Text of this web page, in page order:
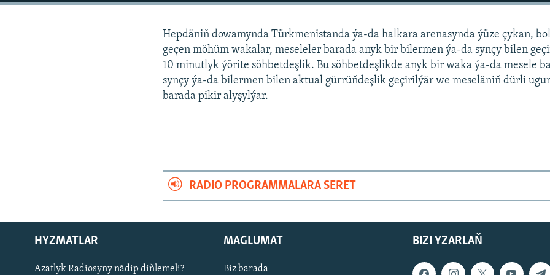
Русский
Hepdäniň dowamynda Türkmenistanda ýa-da halkara arenasynda ýüze çykan,
geçen möhüm wakalar, meseleler barada anyk bir bilermen ýa-da synçy bilen
10 minutlyk ýörite söhbetdeşlik. Bu söhbetdeşlikde anyk bir waka ýa-da mesele
synçy ýa-da bilermen bilen aktual gürrüňdeşlik geçirilýär we meseläniň dürli
barada pikir alyşylýar.
RADIO PROGRAMMALARA SERET
BIZI YZARLAŇ
HYZMATLAR
Azatlyk Radiosyny nädip diňlemeli?
MAGLUMAT
Biz barada